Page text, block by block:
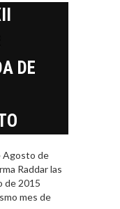
DE
Agosto de
Raddar las
de 2015
mes de